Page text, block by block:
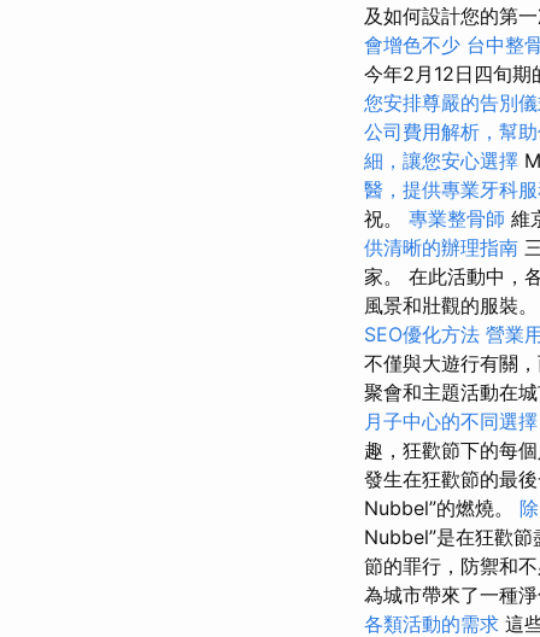
及如何設計您的第
會增色不少 台中整
今年2月12日四旬期
您安排尊嚴的告別
公司費用解析，幫
細，讓您安心選擇
醫，提供專業牙科
祝。 專業整骨師 維
供清晰的辦理指南
家。 在此活動中，
風景和壯觀的服裝。
SEO優化方法 營業
不僅與大遊行有關
聚會和主題活動在
月子中心的不同選
趣，狂歡節下的每
發生在狂歡節的最
Nubbel”的燃燒。
Nubbel”是在狂歡節
節的罪行，防禦和
為城市帶來了一種
各類活動的需求 這